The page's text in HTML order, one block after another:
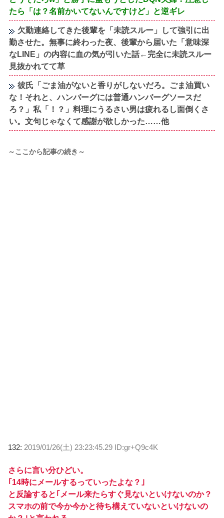
たら「は？名前かいてないんですけど」と逆ギレ
欠勤連絡してきた後輩を「未読スルー」して強引に出
勤させた。無事に終わった夜、後輩から届いた「意味深
なLINE」の内容に血の気が引いた話←完全に未読スルー
見抜かれてて草
彼氏「ごま油がないと香りがしないだろ。ごま油買い
な！それと、ハンバーグには普通ハンバーグソースだ
ろ？」私「！？」料理にうるさい男は疲れるし面倒くさ
い。文句じゃなくて感謝が欲しかった……他
～ここから記事の続き～
132: 2019/01/26(土) 23:23:45.29 ID:gr+Q9c4K
さらに言い分ひどい。
｢14時にメールするっていったよな？｣
と反論すると｢メール来たらすぐ見ないといけないのか？
スマホの前で今か今かと待ち構えていないといけないの